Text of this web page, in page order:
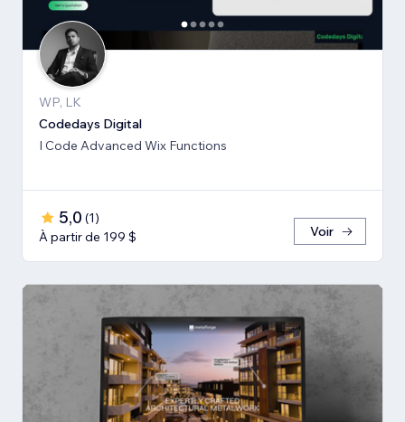
WP, LK
Codedays Digital
I Code Advanced Wix Functions
5,0 (1)
À partir de 199 $
Voir